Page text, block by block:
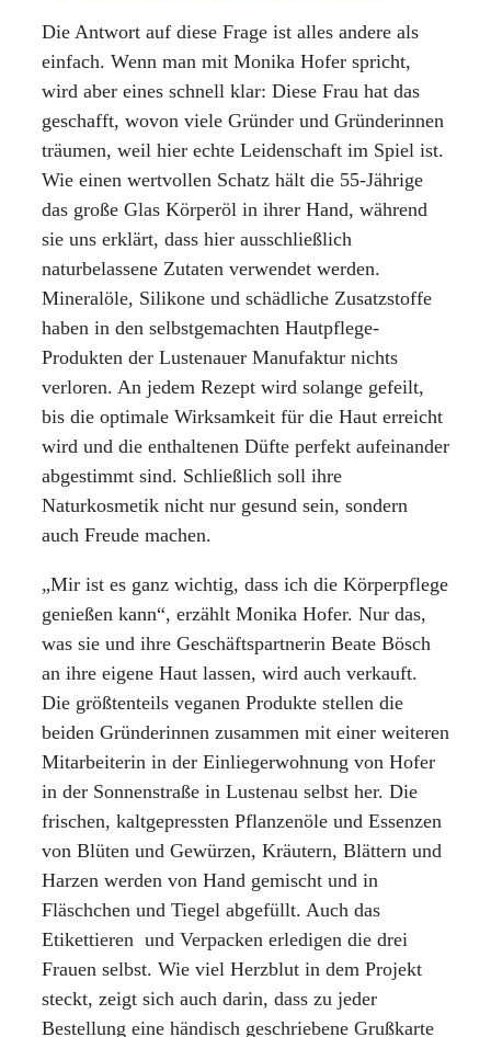
Die Antwort auf diese Frage ist alles andere als
einfach. Wenn man mit Monika Hofer spricht,
wird aber eines schnell klar: Diese Frau hat das
geschafft, wovon viele Gründer und Gründerinnen
träumen, weil hier echte Leidenschaft im Spiel ist.
Wie einen wertvollen Schatz hält die 55-Jährige
das große Glas Körperöl in ihrer Hand, während
sie uns erklärt, dass hier ausschließlich
naturbelassene Zutaten verwendet werden.
Mineralöle, Silikone und schädliche Zusatzstoffe
haben in den selbstgemachten Hautpflege-
Produkten der Lustenauer Manufaktur nichts
verloren. An jedem Rezept wird solange gefeilt,
bis die optimale Wirksamkeit für die Haut erreicht
wird und die enthaltenen Düfte perfekt aufeinander
abgestimmt sind. Schließlich soll ihre
Naturkosmetik nicht nur gesund sein, sondern
auch Freude machen.
„Mir ist es ganz wichtig, dass ich die Körperpflege
genießen kann“, erzählt Monika Hofer. Nur das,
was sie und ihre Geschäftspartnerin Beate Bösch
an ihre eigene Haut lassen, wird auch verkauft.
Die größtenteils veganen Produkte stellen die
beiden Gründerinnen zusammen mit einer weiteren
Mitarbeiterin in der Einliegerwohnung von Hofer
in der Sonnenstraße in Lustenau selbst her. Die
frischen, kaltgepressten Pflanzenöle und Essenzen
von Blüten und Gewürzen, Kräutern, Blättern und
Harzen werden von Hand gemischt und in
Fläschchen und Tiegel abgefüllt. Auch das
Etikettieren und Verpacken erledigen die drei
Frauen selbst. Wie viel Herzblut in dem Projekt
steckt, zeigt sich auch darin, dass zu jeder
Bestellung eine händisch geschriebene Grußkarte